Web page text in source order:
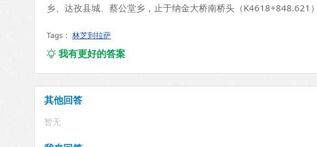
乡、达孜县城、蔡公堂乡，止于纳金大桥南桥头（K4618+848.621
Tags： 林芝到拉萨
我有更好的答案
其他回答
暂无